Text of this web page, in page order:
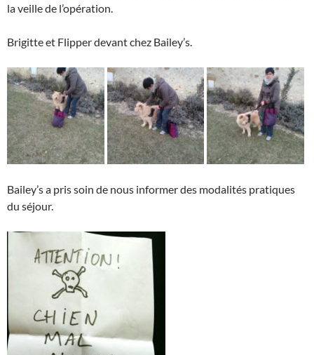
la veille de l’opération.
Brigitte et Flipper devant chez Bailey’s.
Bailey’s a pris soin de nous informer des modalités pratiques
du séjour.